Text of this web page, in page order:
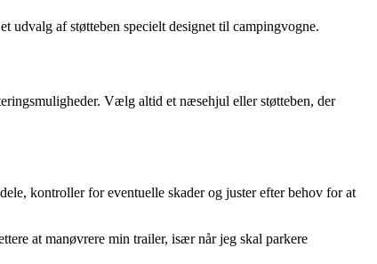
af støtteben specielt designet til campingvogne.
Vælg altid et næsehjul eller støtteben, der
kontroller for eventuelle skader og juster efter behov for at
at manøvrere min trailer, især når jeg skal parkere